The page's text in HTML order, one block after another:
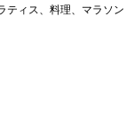
ティス、料理、マラソン